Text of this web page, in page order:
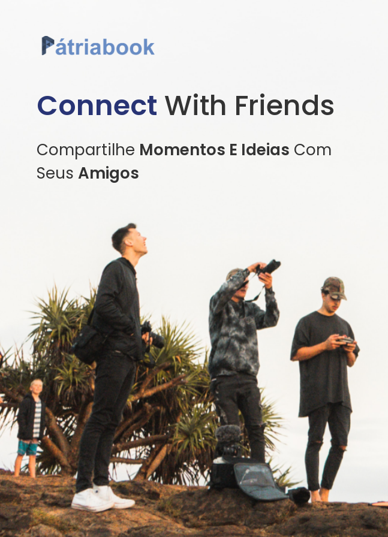
Connect With Friends
Compartilhe Momentos E Ideias Com
Seus Amigos